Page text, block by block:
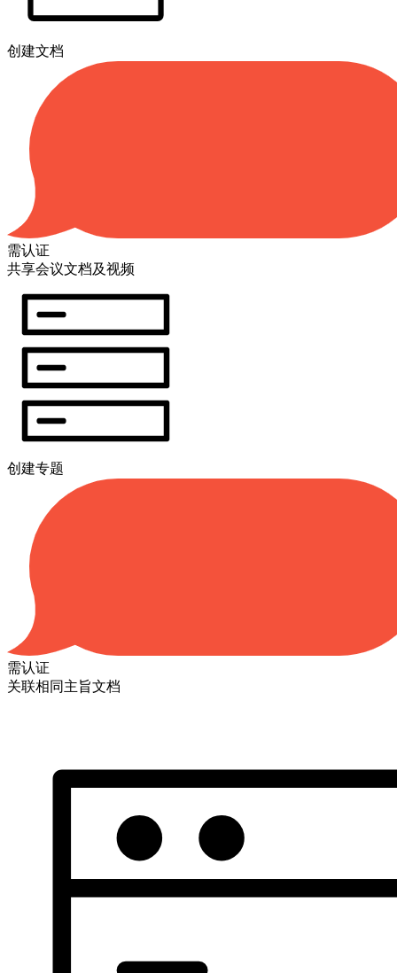
创建文档
需认证
共享会议文档及视频
创建专题
需认证
关联相同主旨文档